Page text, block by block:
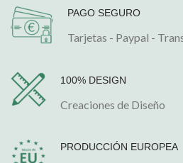
PAGO SEGURO
Tarjetas - Paypal -
100% DESIGN
Creaciones de Diseño
PRODUCCIÓN EUROPEA